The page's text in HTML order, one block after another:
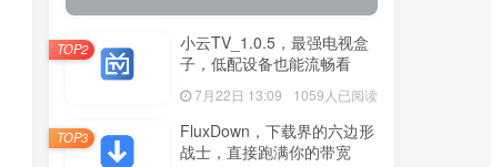
小云TV_1.0.5，最强电视盒
子，低配设备也能流畅看
7月22日 13:09 1059人已阅读
TOP2
FluxDown，下载界的六边形
战士，直接跑满你的带宽
TOP3